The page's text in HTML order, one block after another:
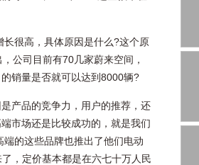
很高，具体原因是什么?这个原
公司目前有70几家蔚来空间，
销量是否就可以达到8000辆?
产品的竞争力，用户的推荐，还
市场还是比较成功的，就是我们
的这些品牌也推出了他们电动
，定价基本都是在六七十万人民